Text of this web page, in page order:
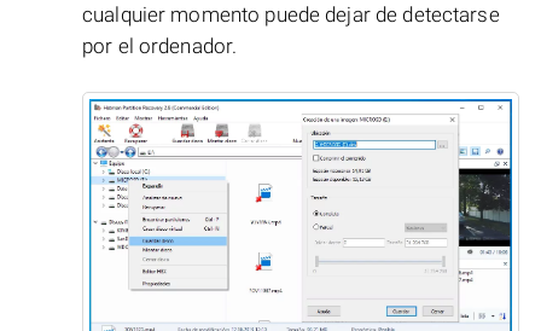
cualquier momento puede dejar de detectarse
por el ordenador.